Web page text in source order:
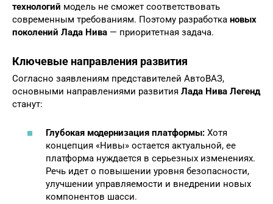
технологий модель не сможет соответствовать
современным требованиям. Поэтому разработка новых
поколений Лада Нива — приоритетная задача.
Ключевые направления развития
Согласно заявлениям представителей АвтоВАЗ,
основными направлениями развития Лада Нива Легенд
станут:
Глубокая модернизация платформы: Хотя
концепция «Нивы» остается актуальной, ее
платформа нуждается в серьезных изменениях.
Речь идет о повышении уровня безопасности,
улучшении управляемости и внедрении новых
компонентов шасси.